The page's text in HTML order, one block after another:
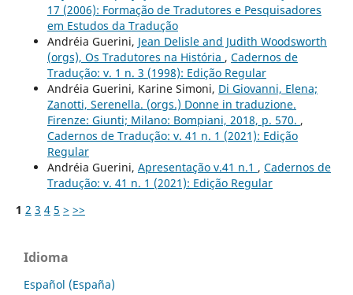
17 (2006): Formação de Tradutores e Pesquisadores
em Estudos da Tradução
Andréia Guerini, Jean Delisle and Judith Woodsworth
(orgs), Os Tradutores na História , Cadernos de
Tradução: v. 1 n. 3 (1998): Edição Regular
Andréia Guerini, Karine Simoni, Di Giovanni, Elena;
Zanotti, Serenella. (orgs.) Donne in traduzione.
Firenze: Giunti; Milano: Bompiani, 2018, p. 570. ,
Cadernos de Tradução: v. 41 n. 1 (2021): Edição
Regular
Andréia Guerini, Apresentação v.41 n.1 , Cadernos de
Tradução: v. 41 n. 1 (2021): Edição Regular
1 2 3 4 5 > >>
Idioma
Español (España)